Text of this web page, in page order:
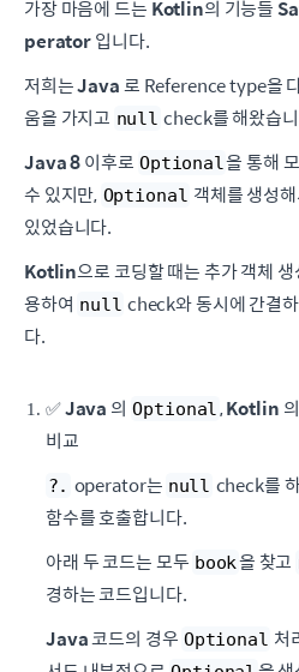
가장 마음에 드는 Kotlin의 기능들
perator입니다.
저희는Java로 Reference type을
움을 가지고 null check를 해왔습
Java 8이후로 Optional 을 통해
수 있지만, Optional 객체를 생성
있었습니다.
Kotlin으로 코딩할 때는 추가 객체 생
용하여 null check와 동시에 간결
다.
✅Java 의 Optional ,Kotlin
비교
?. operator는 null check를
함수를 호출합니다.
아래 두 코드는 모두 book을 찾고
경하는 코드입니다.
Java코드의 경우 Optional 처